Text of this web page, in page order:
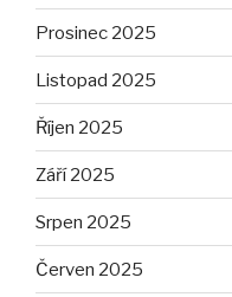
Prosinec 2025
Listopad 2025
Říjen 2025
Září 2025
Srpen 2025
Červen 2025